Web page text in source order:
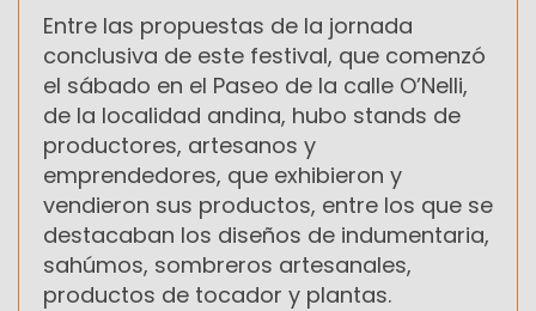
Entre las propuestas de la jornada
conclusiva de este festival, que comenzó
el sábado en el Paseo de la calle O’Nelli,
de la localidad andina, hubo stands de
productores, artesanos y
emprendedores, que exhibieron y
vendieron sus productos, entre los que se
destacaban los diseños de indumentaria,
sahúmos, sombreros artesanales,
productos de tocador y plantas.